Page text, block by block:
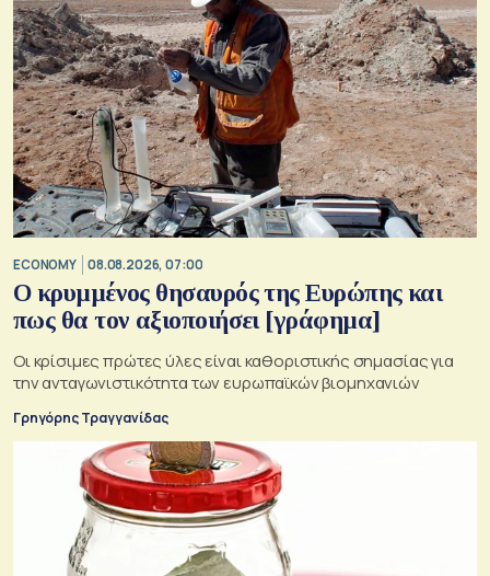
ECONOMY 08.08.2026, 07:00
Ο κρυμμένος θησαυρός της Ευρώπης και
πως θα τον αξιοποιήσει [γράφημα]
Οι κρίσιμες πρώτες ύλες είναι καθοριστικής σημασίας για
την ανταγωνιστικότητα των ευρωπαϊκών βιομηχανιών
Γρηγόρης Τραγγανίδας